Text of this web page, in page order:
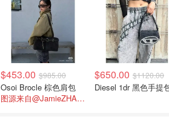
$453.00 $985.00
Osoi Brocle 棕色肩包
图源来自@JamieZHAO_/xhs，小韩超火小众包
$650.00 $1120.00
Diesel 1dr 黑色手提